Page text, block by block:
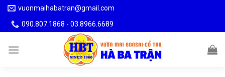
Skip
content
vuonmaihabatran@gmail.com
090.807.1868 - 03.8966.6689